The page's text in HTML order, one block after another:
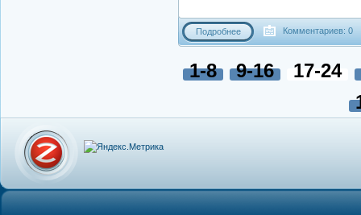
Подробнее Комментариев: 0
1-8 9-16 17-24